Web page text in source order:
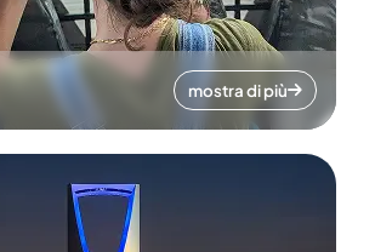
mostra di più